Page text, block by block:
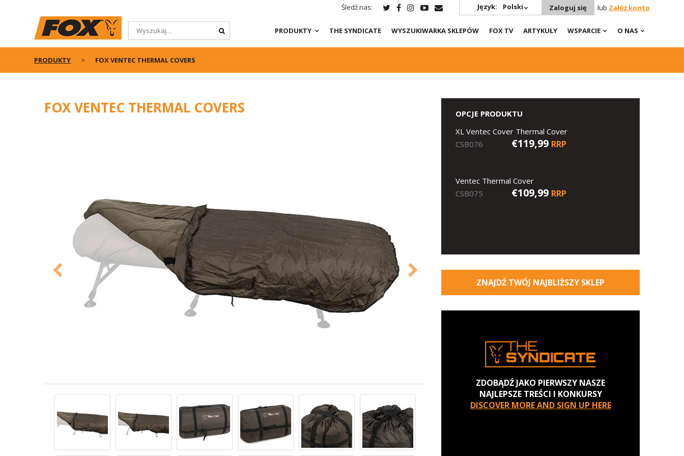
Śledź nas: Język: Polski Zaloguj się lub Załóż konto
PRODUKTY THE SYNDICATE WYSZUKIWARKA SKLEPÓW FOX TV ARTYKUŁY WSPARCIE O NAS
PRODUKTY FOX VENTEC THERMAL COVERS
FOX VENTEC THERMAL COVERS
OPCJE PRODUKTU
XL Ventec Cover Thermal Cover
CSB076
€119,99 RRP
Ventec Thermal Cover
CSB075
€109,99 RRP
ZNAJDŹ TWÓJ NAJBLIŻSZY SKLEP
ZDOBĄDŹ JAKO PIERWSZY NASZE
NAJLEPSZE TREŚCI I KONKURSY
DISCOVER MORE AND SIGN UP HERE